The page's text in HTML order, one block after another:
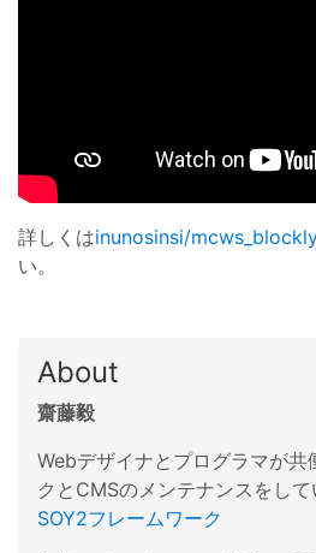
詳しくはinunosinsi/
い。
About
齋藤毅
Webデザイナとプログラマが共
クとCMSのメンテナンスをして
SOY2フレームワーク